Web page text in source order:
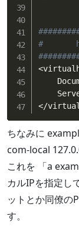
#
<
</
ちなみに
com-local
これを 「a
カルIPを指定し
ットとか同僚の
す。